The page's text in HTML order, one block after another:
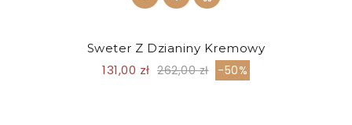
Sweter Z Dzianiny Kremowy
131,00 zł 262,00 zł -50%